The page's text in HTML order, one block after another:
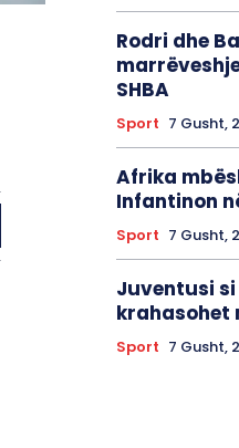
Rodri dhe
SHBA
Sport 7 Gusht,
Afrika
Infantinon
Sport 7 Gusht,
Juventusi
krahasohet
Sport 7 Gusht,